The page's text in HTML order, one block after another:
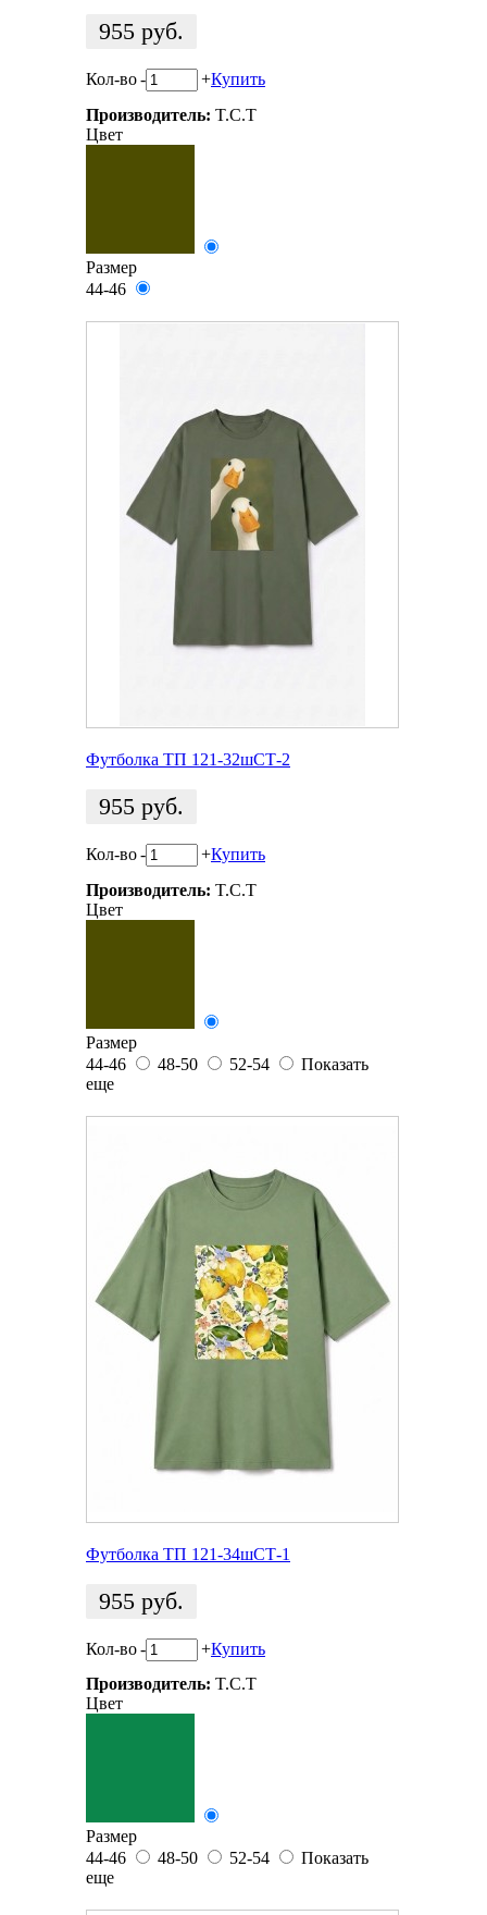
955 руб.
Кол-во- +Купить
Производитель: T.C.T
Цвет
Размер
44-46
Футболка ТП 121-32шСТ-2
955 руб.
Кол-во- +Купить
Производитель: T.C.T
Цвет
Размер
44-46
48-50 52-54
Показать
еще
Футболка ТП 121-34шСТ-1
955 руб.
Кол-во- +Купить
Производитель: T.C.T
Цвет
Размер
44-46
48-50 52-54
Показать
еще